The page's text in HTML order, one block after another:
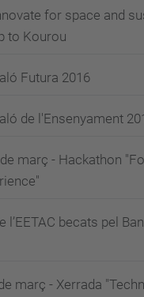
for space and
to Kourou
Futura 2016
de l'Ensenyament
març - Hackathon
l’EETAC becats pel
març - Xerrada